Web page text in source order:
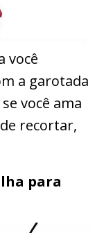
você
a garotada
você ama
recortar,
para